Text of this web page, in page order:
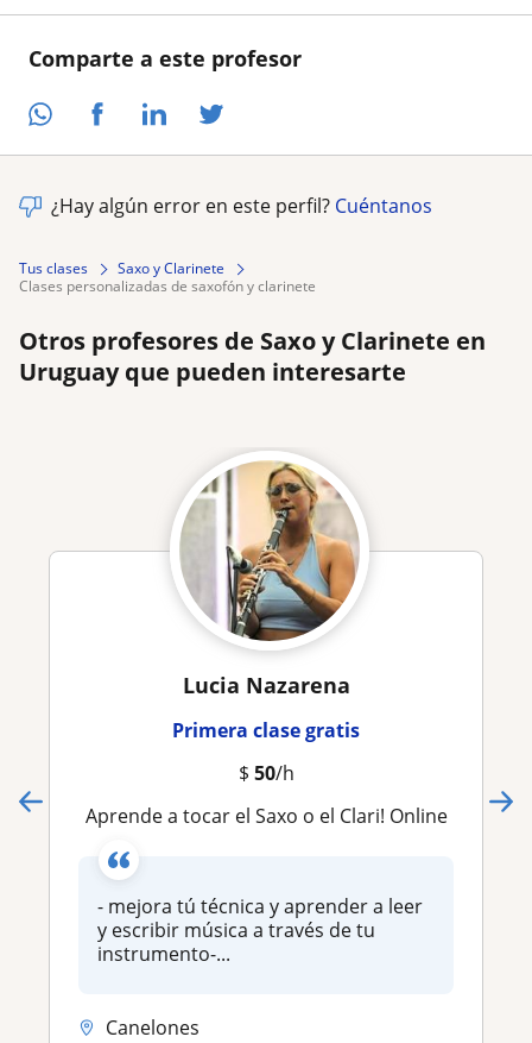
Comparte a este profesor
¿Hay algún error en este perfil? Cuéntanos
Tus clases
Saxo y Clarinete
clases personalizadas de saxofón y clarinete
Otros profesores de Saxo y Clarinete en
Uruguay que pueden interesarte
Lucia Nazarena
Primera clase gratis
$ 50/h
Aprende a tocar el Saxo o el Clari! Online
- mejora tú técnica y aprender a leer
y escribir música a través de tu
instrumento-...
Canelones